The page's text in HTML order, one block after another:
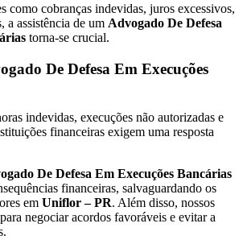
como cobranças indevidas, juros excessivos,
a assistência de um Advogado De Defesa
torna-se crucial.
De Defesa Em Execuções
indevidas, execuções não autorizadas e
financeiras exigem uma resposta
De Defesa Em Execuções Bancárias
financeiras, salvaguardando os
em Uniflor – PR. Além disso, nossos
negociar acordos favoráveis e evitar a